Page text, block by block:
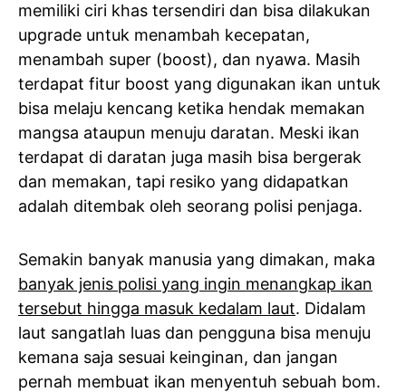
memiliki ciri khas tersendiri dan bisa dilakukan
upgrade untuk menambah kecepatan,
menambah super (boost), dan nyawa. Masih
terdapat fitur boost yang digunakan ikan untuk
bisa melaju kencang ketika hendak memakan
mangsa ataupun menuju daratan. Meski ikan
terdapat di daratan juga masih bisa bergerak
dan memakan, tapi resiko yang didapatkan
adalah ditembak oleh seorang polisi penjaga.
Semakin banyak manusia yang dimakan, maka
banyak jenis polisi yang ingin menangkap ikan
tersebut hingga masuk kedalam laut. Didalam
laut sangatlah luas dan pengguna bisa menuju
kemana saja sesuai keinginan, dan jangan
pernah membuat ikan menyentuh sebuah bom.